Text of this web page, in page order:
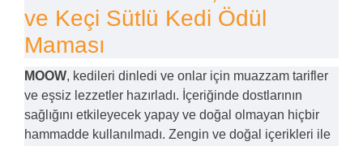
ve Keçi Sütlü Kedi Ödül
Maması
MOOW, kedileri dinledi ve onlar için muazzam tarifler
ve eşsiz lezzetler hazırladı. İçeriğinde dostlarının
sağlığını etkileyecek yapay ve doğal olmayan hiçbir
hammadde kullanılmadı. Zengin ve doğal içerikleri ile